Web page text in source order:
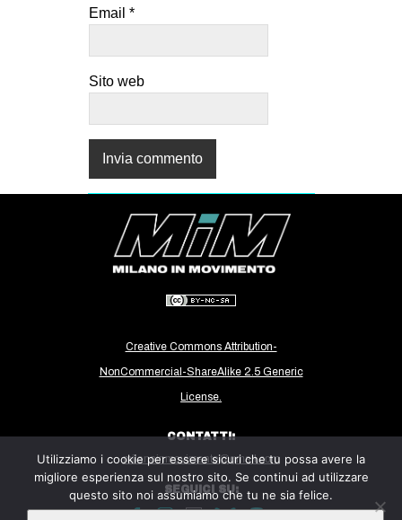
Email *
Sito web
Creative Commons Attribution-
NonCommercial-ShareAlike 2.5 Generic
License.
CONTATTI:
milanoinmovimento@gmail.com
SEGUICI SU:
Utilizziamo i cookie per essere sicuri che tu possa avere la
migliore esperienza sul nostro sito. Se continui ad utilizzare
questo sito noi assumiamo che tu ne sia felice.